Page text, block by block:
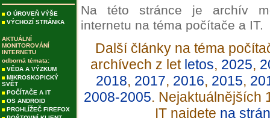
O ÚROVEŇ VÝŠE
VÝCHOZÍ STRÁNKA
AKTUÁLNÍ
MONITOROVÁNÍ
INTERNETU
odborná témata:
VĚDA A VÝZKUM
MIKROSKOPICKÝ
SVĚT
POČÍTAČE A IT
OS ANDROID
PROHLÍŽEČ FIREFOX
Na této stránce je archív
internetu na téma počítače a IT.
Další články na téma
archívech z let letos, 2025,
2018, 2017, 2016, 2015,
2008-2005. Nejaktuálnějších
IT najdete na